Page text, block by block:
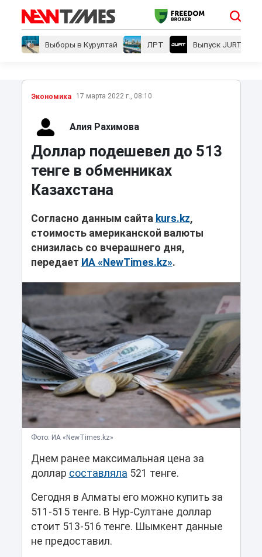
Выборы в Курултай ЛРТ Выпуск JURT
Экономика 17 марта 2022 г., 08:10
Алия Рахимова
Доллар подешевел до 513
тенге в обменниках
Казахстана
Согласно данным сайта kurs.kz,
стоимость американской валюты
снизилась со вчерашнего дня,
передает ИА «NewTimes.kz».
Фото: ИА «NewTimes.kz»
Днем ранее максимальная цена за
доллар составляла 521 тенге.
Сегодня в Алматы его можно купить за
511-515 тенге. В Нур-Султане доллар
стоит 513-516 тенге. Шымкент данные
не предоставил.